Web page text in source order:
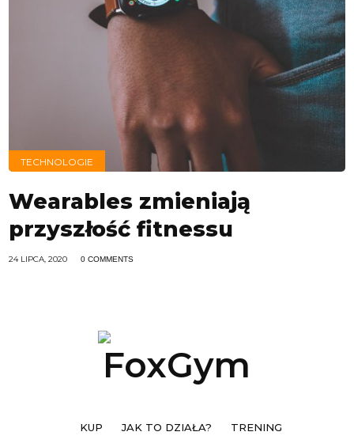
TECHNOLOGIE
Wearables zmieniają
przyszłość fitnessu
24 LIPCA, 2020 0 COMMENTS
KUP JAK TO DZIAŁA? TRENING